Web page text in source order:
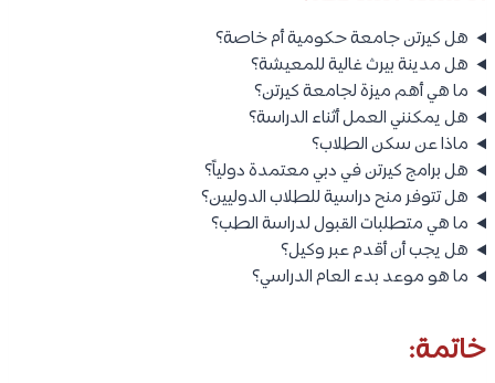
هل كيرتن جامعة حكومية أم خاصة؟
هل مدينة بيرث غالية للمعيشة؟
ما هي أهم ميزة لجامعة كيرتن؟
هل يمكنني العمل أثناء الدراسة؟
ماذا عن سكن الطلاب؟
هل برامج كيرتن في دبي معتمدة دولياً؟
هل تتوفر منح دراسية للطلاب الدوليين؟
ما هي متطلبات القبول لدراسة الطب؟
هل يجب أن أقدم عبر وكيل؟
ما هو موعد بدء العام الدراسي؟
خاتمة: